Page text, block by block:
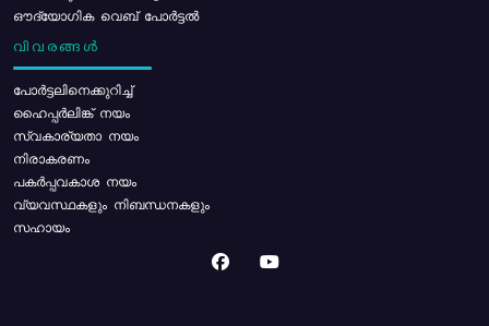
ഔദ്യോഗിക വെബ് പോർട്ടൽ
വിവരങ്ങൾ
പോര്‍ട്ടലിനെക്കുറിച്ച്
ഹൈപ്പർലിങ്ക് നയം
സ്വകാര്യതാ നയം
നിരാകരണം
പകർപ്പവകാശ നയം
വ്യവസ്ഥകളും നിബന്ധനകളും
സഹായം